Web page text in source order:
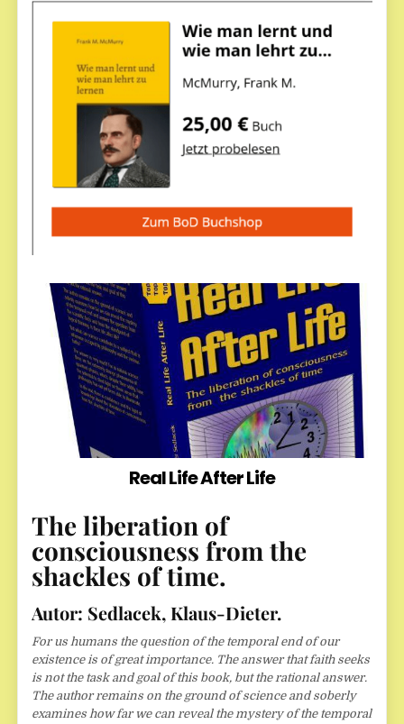
Real Life After Life
The liberation of
consciousness from the
shackles of time.
Autor: Sedlacek, Klaus-Dieter.
For us humans the question of the temporal end of our
existence is of great importance. The answer that faith seeks
is not the task and goal of this book, but the rational answer.
The author remains on the ground of science and soberly
examines how far we can reveal the mystery of the temporal